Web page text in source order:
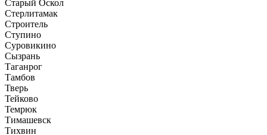
Старый Оскол
Стерлитамак
Строитель
Ступино
Суровикино
Сызрань
Таганрог
Тамбов
Тверь
Тейково
Темрюк
Тимашевск
Тихвин